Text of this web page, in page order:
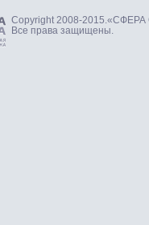
Copyright 2008-
Все права защищены.